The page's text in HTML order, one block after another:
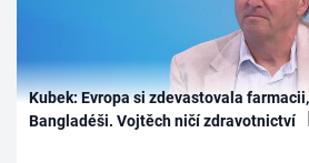
Kubek: Evropa si zdevastovala
Bangladéši. Vojtěch ničí zdravotnictví